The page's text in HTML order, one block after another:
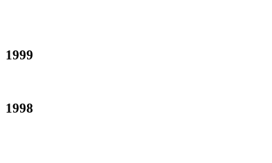
1999
1998